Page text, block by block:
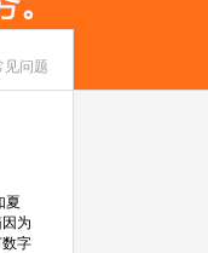
见问题
夏
为
字